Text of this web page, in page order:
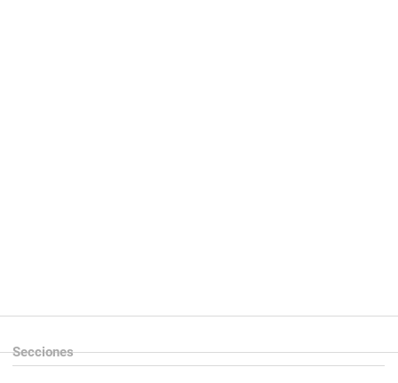
Secciones